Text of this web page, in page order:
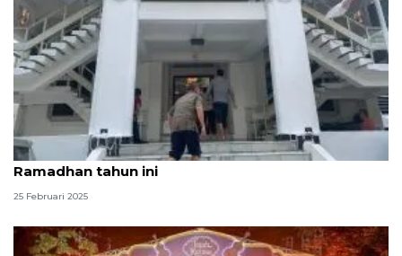
Masjid Cut Meutia siap gelar festival jazz di
Ramadhan tahun ini
25 Februari 2025